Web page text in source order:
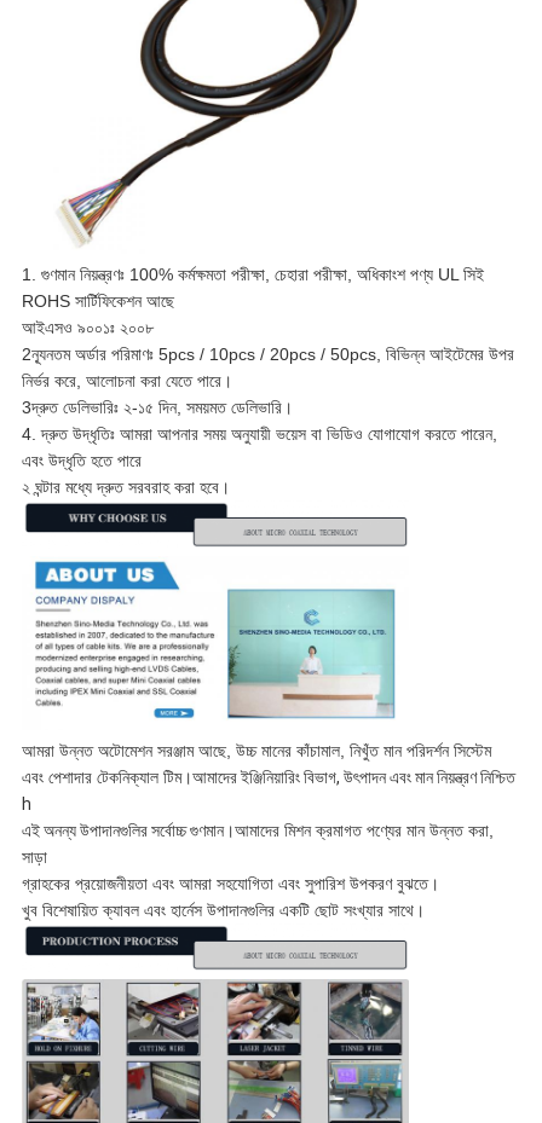
1. গুণমান নিয়ন্ত্রণঃ 100% কর্মক্ষমতা পরীক্ষা, চেহারা পরীক্ষা, অধিকাংশ পণ্য UL সিই
ROHS সার্টিফিকেশন আছে
আইএসও ৯০০১ঃ ২০০৮
2ন্যূনতম অর্ডার পরিমাণঃ 5pcs / 10pcs / 20pcs / 50pcs, বিভিন্ন আইটেমের উপর
নির্ভর করে, আলোচনা করা যেতে পারে।
3দ্রুত ডেলিভারিঃ ২-১৫ দিন, সময়মত ডেলিভারি।
4. দ্রুত উদ্ধৃতিঃ আমরা আপনার সময় অনুযায়ী ভয়েস বা ভিডিও যোগাযোগ করতে পারেন,
এবং উদ্ধৃতি হতে পারে
২ ঘন্টার মধ্যে দ্রুত সরবরাহ করা হবে।
আমরা উন্নত অটোমেশন সরঞ্জাম আছে, উচ্চ মানের কাঁচামাল, নিখুঁত মান পরিদর্শন সিস্টেম
এবং পেশাদার টেকনিক্যাল টিম।আমাদের ইঞ্জিনিয়ারিং বিভাগ, উৎপাদন এবং মান নিয়ন্ত্রণ নিশ্চিত
h
এই অনন্য উপাদানগুলির সর্বোচ্চ গুণমান।আমাদের মিশন ক্রমাগত পণ্যের মান উন্নত করা,
সাড়া
গ্রাহকের প্রয়োজনীয়তা এবং আমরা সহযোগিতা এবং সুপারিশ উপকরণ বুঝতে।
খুব বিশেষায়িত ক্যাবল এবং হার্নেস উপাদানগুলির একটি ছোট সংখ্যার সাথে।